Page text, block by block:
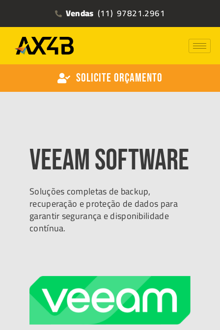
Vendas (11) 97821.2961
Solicite Orçamento
Veeam Software
Soluções completas de backup,
recuperação e proteção de dados para
garantir segurança e disponibilidade
contínua.